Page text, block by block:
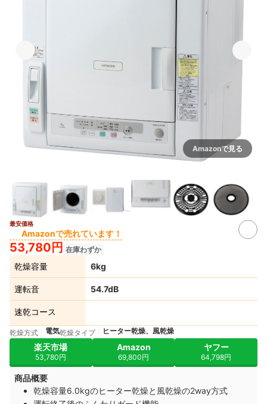
Amazonで見る
最安価格
Amazonで売れています！
53,780円 在庫わずか
乾燥容量 6kg
運転音 54.7dB
速乾コース
乾燥方式 電気乾燥タイプ ヒーター乾燥、風乾燥
楽天市場
53,780円
Amazon
69,800円
ヤフー
64,798円
商品概要
乾燥容量6.0kgのヒーター乾燥と風乾燥の2way方式